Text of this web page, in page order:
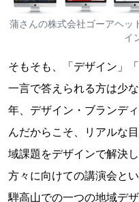
蒲さんの株式会社ゴーアヘッ
イ
そもそも、「デザイン」
一言で答えられる方は少
年、デザイン・ブランデ
んだからこそ、リアルな
域課題をデザインで解決
方々に向けての講演会と
騨高山での一つの地域デ